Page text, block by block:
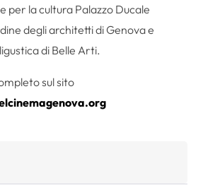
per la cultura Palazzo Ducale
degli architetti di Genova e
di Belle Arti.
sul sito